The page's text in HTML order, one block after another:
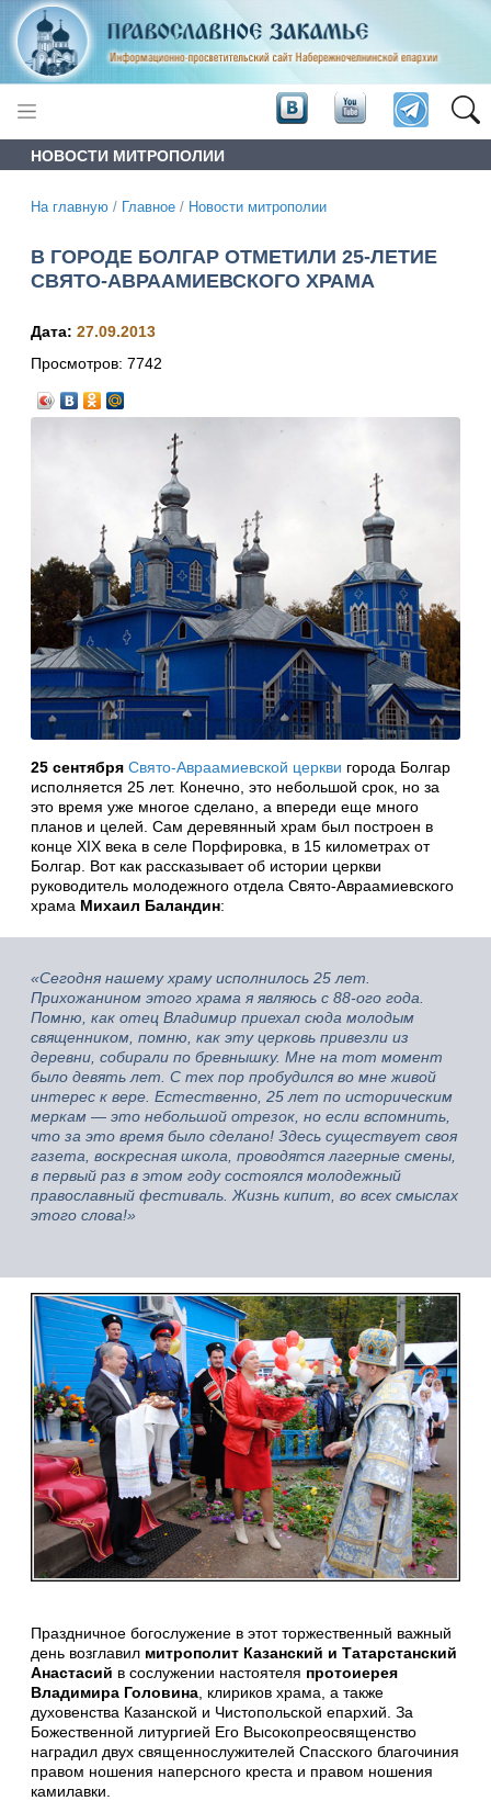
НОВОСТИ МИТРОПОЛИИ
На главную / Главное / Новости митрополии
В ГОРОДЕ БОЛГАР ОТМЕТИЛИ 25-ЛЕТИЕ
СВЯТО-АВРААМИЕВСКОГО ХРАМА
Дата: 27.09.2013
Просмотров: 7742
25 сентября Свято-Авраамиевской церкви города Болгар
исполняется 25 лет. Конечно, это небольшой срок, но за
это время уже многое сделано, а впереди еще много
планов и целей. Сам деревянный храм был построен в
конце XIX века в селе Порфировка, в 15 километрах от
Болгар. Вот как рассказывает об истории церкви
руководитель молодежного отдела Свято-Авраамиевского
храма Михаил Баландин:
«Сегодня нашему храму исполнилось 25 лет.
Прихожанином этого храма я являюсь с 88-ого года.
Помню, как отец Владимир приехал сюда молодым
священником, помню, как эту церковь привезли из
деревни, собирали по бревнышку. Мне на тот момент
было девять лет. С тех пор пробудился во мне живой
интерес к вере. Естественно, 25 лет по историческим
меркам — это небольшой отрезок, но если вспомнить,
что за это время было сделано! Здесь существует своя
газета, воскресная школа, проводятся лагерные смены,
в первый раз в этом году состоялся молодежный
православный фестиваль. Жизнь кипит, во всех смыслах
этого слова!»
Праздничное богослужение в этот торжественный важный
день возглавил митрополит Казанский и Татарстанский
Анастасий в сослужении настоятеля протоиерея
Владимира Головина , клириков храма, а также
духовенства Казанской и Чистопольской епархий. За
Божественной литургией Его Высокопреосвященство
наградил двух священнослужителей Спасского благочиния
правом ношения наперсного креста и правом ношения
камилавки.